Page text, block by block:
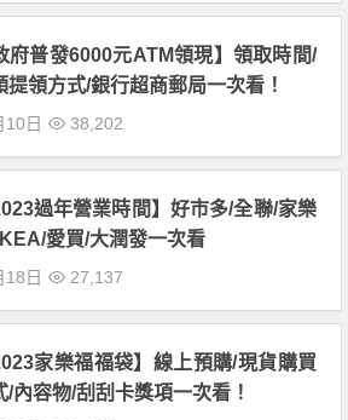
府普發6000元ATM領現】領取時間/
提領方式/銀行超商郵局一次看！
10日 38,202
過年營業時間】好市多/全聯/家樂
愛買/大潤發一次看
18日 27,137
家樂福福袋】線上預購/現貨購買
/內容物/刮刮卡獎項一次看！